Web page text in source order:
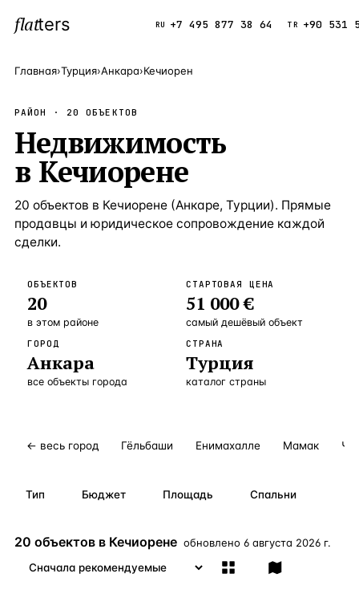
flatters RU +7 495 877 38 64 TR +90 531
ПОПУЛЯРНЫЕ НАПРАВЛЕНИЯ
Турция
Россия
Кипр —Страна 3 906
Греция —
Сочи —Локация Россия · 3
Алания
Бангкок — Локация
Стамбул —Локация Турция · 2
ВСЕ НАПРАВЛЕНИЯ →
Главная›Турция›Анкара›Кечиорен
РАЙОН · 20 ОБЪЕКТОВ
Недвижимость
в Кечиорене
20 объектов в Кечиорене (Анкаре, Турции). Прямые
продавцы и юридическое сопровождение каждой
сделки.
ОБЪЕКТОВ
20
в этом районе
СТАРТОВАЯ ЦЕНА
51 000 €
самый дешёвый объект
ГОРОД
Анкара
все объекты города
СТРАНА
Турция
каталог страны
← весь город Гёльбаши Енимахалле Мамак
Тип Бюджет Площадь Спальни
20 объектов в Кечиорене обновлено 6 августа 2026 г.